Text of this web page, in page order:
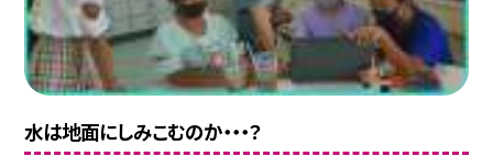
水は地面にしみこむのか・・・？